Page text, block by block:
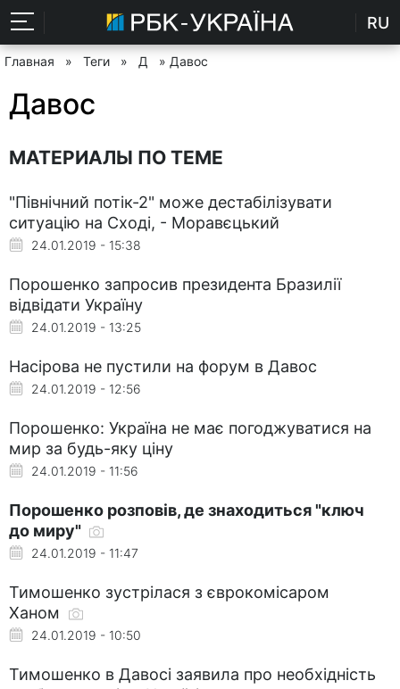
RU
Главная » Теги » Д » Давос
Давос
МАТЕРИАЛЫ ПО ТЕМЕ
"Північний потік-2" може дестабілізувати
ситуацію на Сході, - Моравєцький
24.01.2019 - 15:38
Порошенко запросив президента Бразилії
відвідати Україну
24.01.2019 - 13:25
Насірова не пустили на форум в Давос
24.01.2019 - 12:56
Порошенко: Україна не має погоджуватися на
мир за будь-яку ціну
24.01.2019 - 11:56
Порошенко розповів, де знаходиться "ключ
до миру"
24.01.2019 - 11:47
Тимошенко зустрілася з єврокомісаром
Ханом
24.01.2019 - 10:50
Тимошенко в Давосі заявила про необхідність